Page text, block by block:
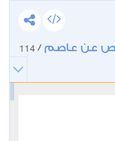
عن عاصم /
114